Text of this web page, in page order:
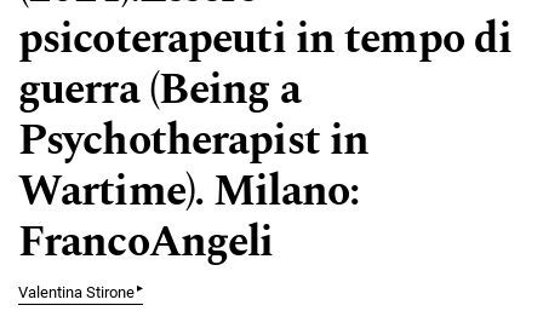
psicoterapeuti in tempo di
guerra (Being a
Psychotherapist in
Wartime). Milano:
FrancoAngeli
Valentina Stirone▸